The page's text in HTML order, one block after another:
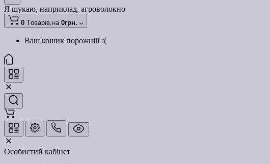
Я шукаю, наприклад, агроволокно
0 Tоварів,на 0грн.
Ваш кошик порожній :(
Особистий кабінет